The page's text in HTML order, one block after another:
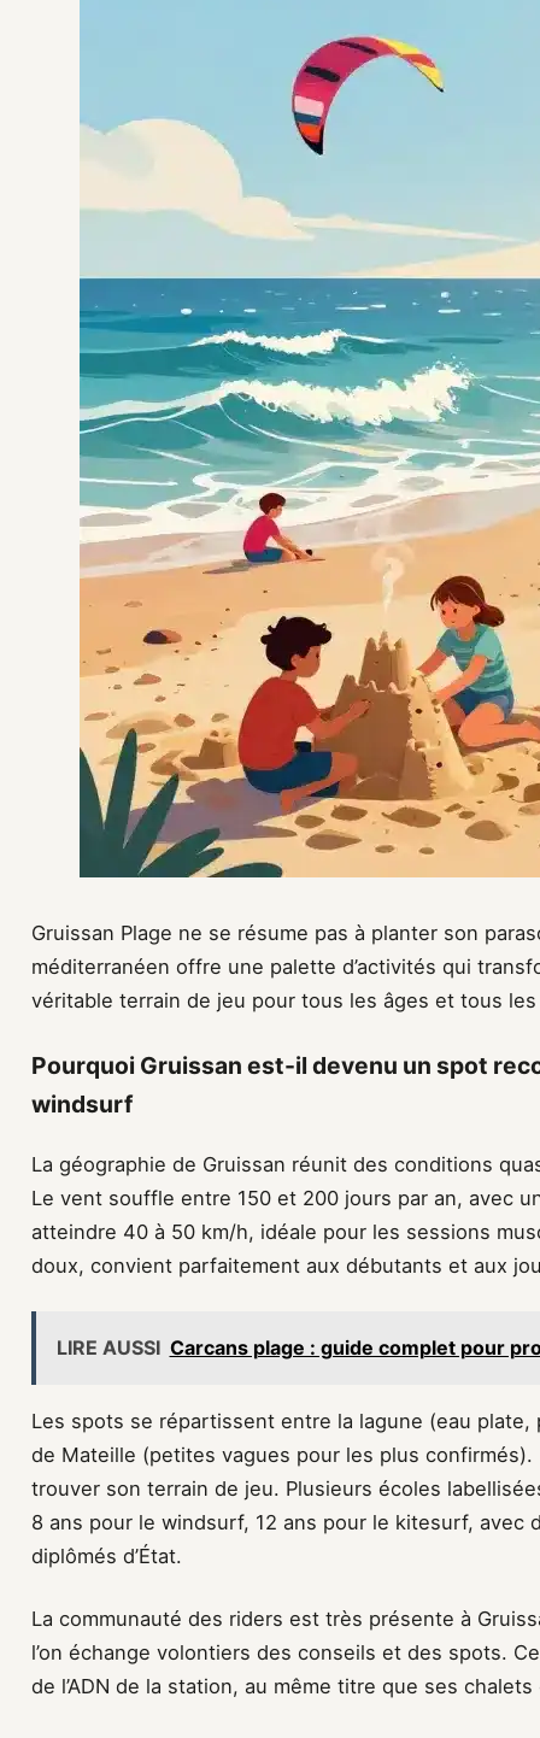
Gruissan Plage ne se résume pas à planter son
méditerranéen offre une palette d’activités qui
véritable terrain de jeu pour tous les âges et tous
Pourquoi Gruissan est-il devenu un spot
windsurf
La géographie de Gruissan réunit des conditions
Le vent souffle entre 150 et 200 jours par an, avec
atteindre 40 à 50 km/h, idéale pour les sessions
doux, convient parfaitement aux débutants et aux
LIRE AUSSI Carcans plage : guide complet pour
Les spots se répartissent entre la lagune (eau
de Mateille (petites vagues pour les plus
trouver son terrain de jeu. Plusieurs écoles
8 ans pour le windsurf, 12 ans pour le kitesurf, avec
diplômés d’État.
La communauté des riders est très présente à
l’on échange volontiers des conseils et des spots.
de l’ADN de la station, au même titre que ses